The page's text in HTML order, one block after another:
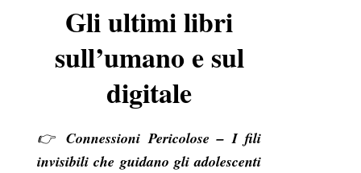
Gli ultimi libri
sull’umano e sul
digitale
👉 Connessioni Pericolose – I fili
invisibili che guidano gli adolescenti